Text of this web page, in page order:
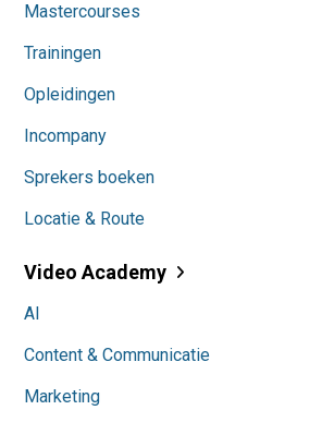
Mastercourses
Trainingen
Opleidingen
Incompany
Sprekers boeken
Locatie & Route
Video Academy
AI
Content & Communicatie
Marketing